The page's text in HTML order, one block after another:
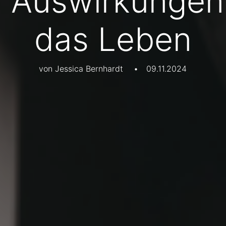
das Leben
von Jessica Bernhardt • 09.11.2024